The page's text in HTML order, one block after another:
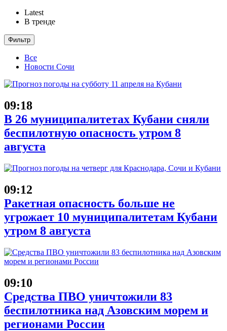
Latest
В тренде
Фильтр
Все
Новости Сочи
09:18
В 26 муниципалитетах Кубани сняли
беспилотную опасность утром 8
августа
09:12
Ракетная опасность больше не
угрожает 10 муниципалитетам Кубани
утром 8 августа
09:10
Средства ПВО уничтожили 83
беспилотника над Азовским морем и
регионами России